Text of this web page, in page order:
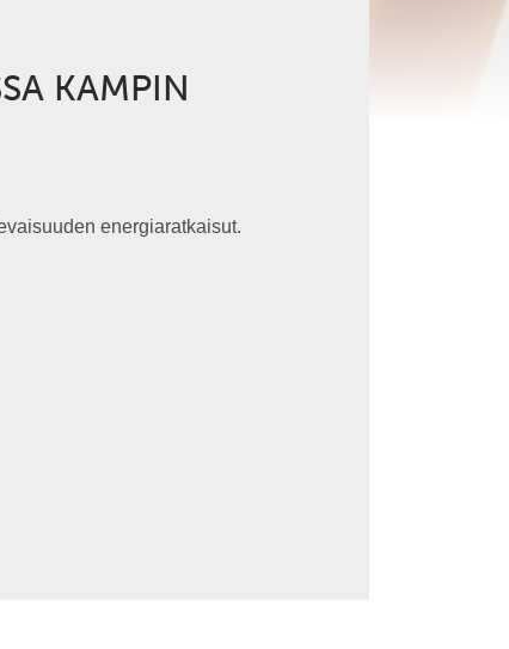
KAMPIN
energiaratkaisut.